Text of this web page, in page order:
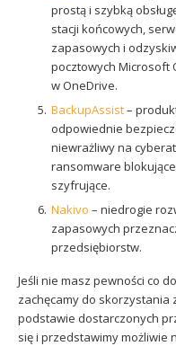
prostą i szybką
stacji końcowych,
zapasowych i
pocztowych Microsoft
w OneDrive.
BackupAssist–
odpowiednie
niewrażliwy na
ransomware
szyfrujące.
Nakivo – niedrogie
zapasowych
przedsiębiorstw.
Jeśli nie masz pewności co
zachęcamy do skorzystania
podstawie dostarczonych
się i przedstawimy możliwie